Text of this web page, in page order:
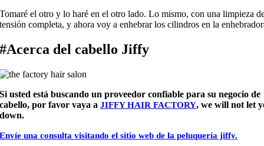
Tomaré el otro y lo haré en el otro lado. Lo mismo, con una limpieza
tensión completa, y ahora voy a enhebrar los cilindros en la
#Acerca del cabello Jiffy
Si usted está buscando un proveedor confiable para su negocio de
cabello, por favor vaya aJIFFY HAIR FACTORY, we will not let
down.
Envíe una consulta visitando el sitio web de la peluquería jiffy.